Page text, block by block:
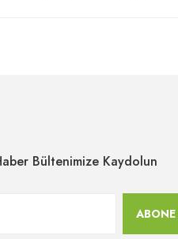
Bültenimize Kaydolun